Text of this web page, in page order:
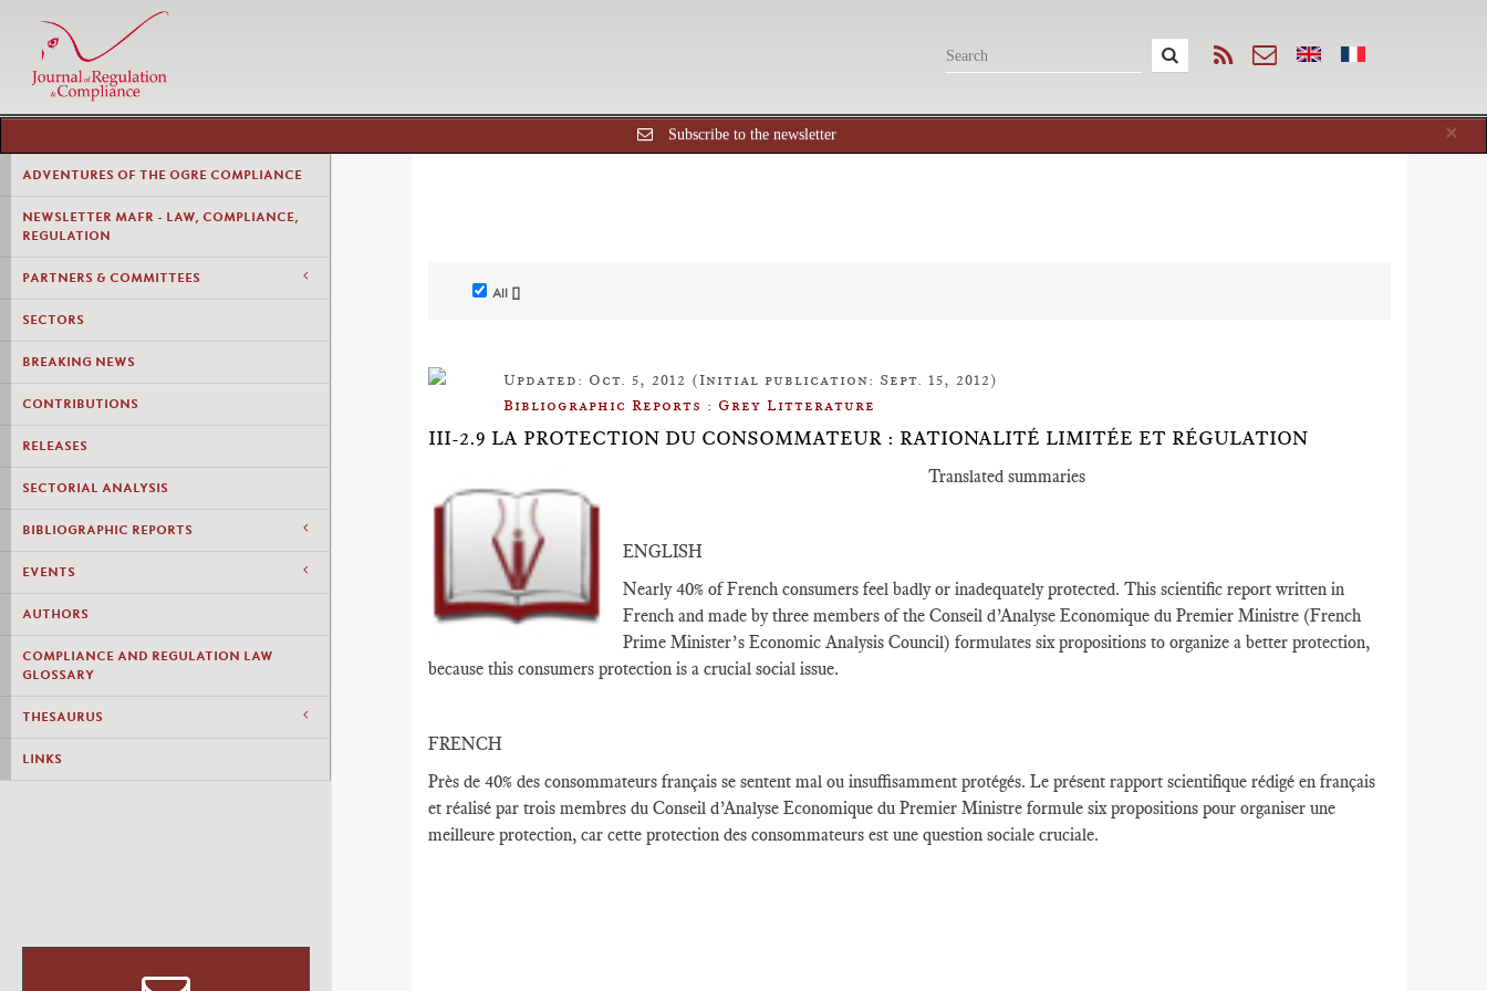
×
Subscribe to the newsletter
ADVENTURES OF THE OGRE COMPLIANCE
NEWSLETTER MAFR - LAW, COMPLIANCE,
REGULATION
PARTNERS & COMMITTEES
SECTORS
BREAKING NEWS
CONTRIBUTIONS
RELEASES
SECTORIAL ANALYSIS
BIBLIOGRAPHIC REPORTS
EVENTS
AUTHORS
COMPLIANCE AND REGULATION LAW
GLOSSARY
THESAURUS
LINKS
All []
Updated: Oct. 5, 2012 (Initial publication: Sept. 15, 2012)
Bibliographic Reports : Grey Litterature
III-2.9 LA PROTECTION DU CONSOMMATEUR : RATIONALITÉ LIMITÉE ET RÉGULATION
Translated summaries
ENGLISH
Nearly 40% of French consumers feel badly or inadequately protected. This scientific report written in
French and made by three members of the Conseil d’Analyse Economique du Premier Ministre (French
Prime Minister’s Economic Analysis Council) formulates six propositions to organize a better protection,
because this consumers protection is a crucial social issue.
FRENCH
Près de 40% des consommateurs français se sentent mal ou insuffisamment protégés. Le présent rapport scientifique rédigé en français
et réalisé par trois membres du Conseil d’Analyse Economique du Premier Ministre formule six propositions pour organiser une
meilleure protection, car cette protection des consommateurs est une question sociale cruciale.